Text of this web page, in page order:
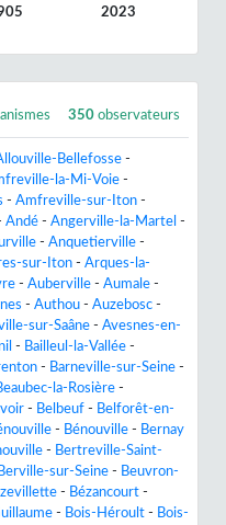
2023
350 observateurs
Bellefosse -
la-Mi-Voie -
- Amfreville-sur-Iton -
Andé - Angerville-la-Martel -
- Anquetierville -
sur-Iton - Arques-la-
- Auberville - Aumale -
- Authou - Auzebosc -
sur-Saâne - Avesnes-en-
- Bailleul-la-Vallée -
- Barneville-sur-Seine -
la-Rosière -
- Belbeuf - Belforêt-en-
- Bénouville - Bernay
- Bertreville-Saint-
Berville-sur-Seine - Beuvron-
- Bézancourt -
- Bois-Héroult - Bois-